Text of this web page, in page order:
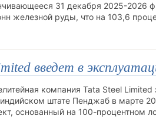
31 декабря 2025-2026
железной руды, что на 103,6
введет в
компания Tata Steel
штате Пенджаб в марте
основанный на 100-процентном